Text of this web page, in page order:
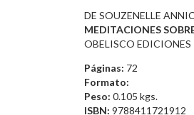
DE SOUZENELLE
MEDITACIONES
OBELISCO EDICIONES
Páginas: 72
Formato:
Peso: 0.105 kgs.
ISBN: 9788411721912